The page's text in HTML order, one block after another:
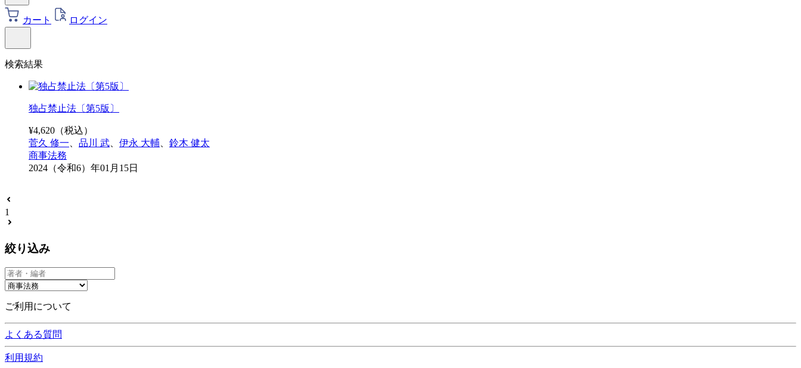
カート ログイン
検索結果
独占禁止法〔第5版〕
¥4,620 （税込）
菅久 修一
品川 武 伊永 大輔
鈴木 健太
商事法務
2024（令和6）年01月15日
1
絞り込み
ご利用について
よくある質問
利用規約